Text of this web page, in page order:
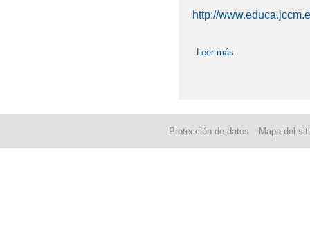
http://
Leer más
Protección de datos Mapa del